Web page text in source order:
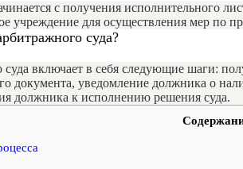
с получения исполнительного
учреждение для осуществления мер
суда?
включает в себя следующие шаги:
документа, уведомление должника о
должника к исполнению решения суда.